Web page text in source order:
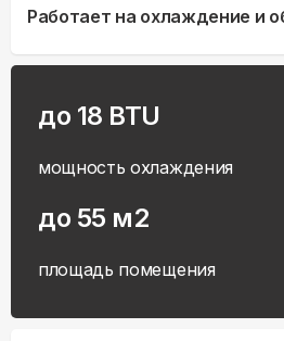
Работает на охлаждение и
до 18 BTU
мощность охлаждения
до 55 м2
площадь помещения